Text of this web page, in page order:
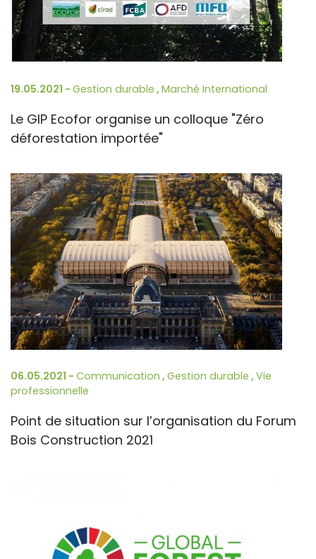
19.05.2021 - Gestion durable , Marché International
Le GIP Ecofor organise un colloque "Zéro
déforestation importée"
06.05.2021 - Communication , Gestion durable , Vie
professionnelle
Point de situation sur l’organisation du Forum
Bois Construction 2021